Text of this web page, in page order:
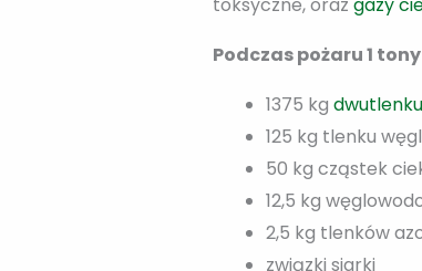
Podczas pożaru 1
1375 kg
125 kg tlenku
50 kg cząstek
12,5 kg
2,5 kg tlenków
związki siarki